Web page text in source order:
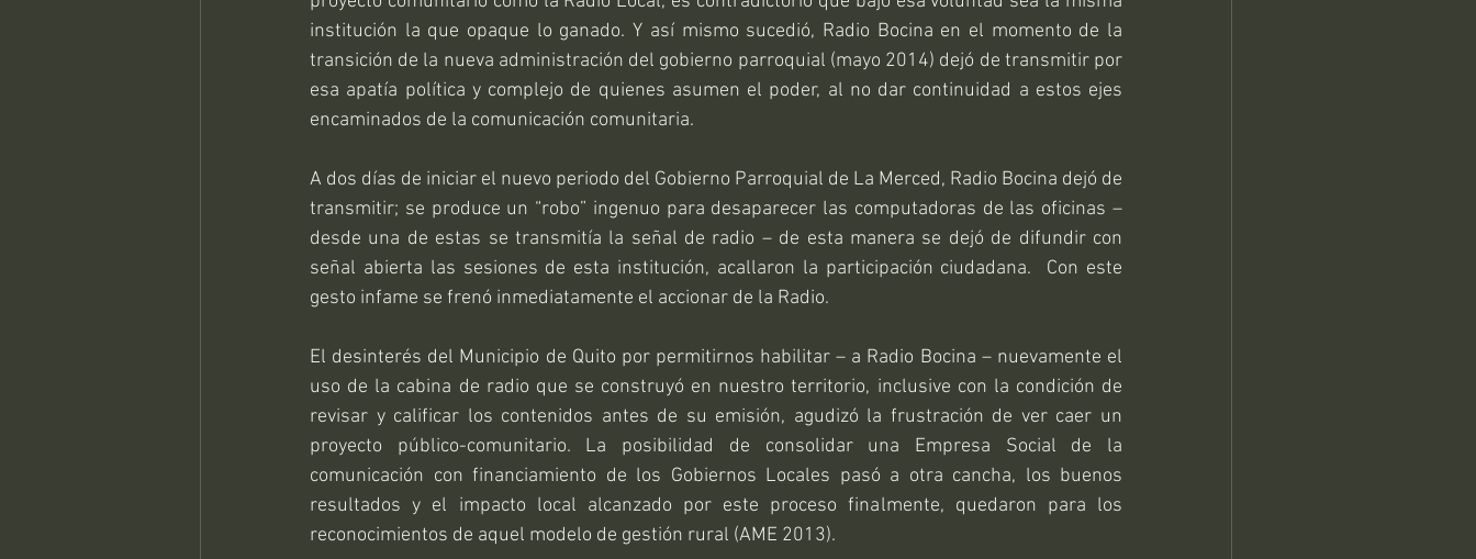
institución la que opaque lo ganado. Y así mismo sucedió, Radio Bocina en el momento de la
transición de la nueva administración del gobierno parroquial (mayo 2014) dejó de transmitir por
esa apatía política y complejo de quienes asumen el poder, al no dar continuidad a estos ejes
encaminados de la comunicación comunitaria.
A dos días de iniciar el nuevo periodo del Gobierno Parroquial de La Merced, Radio Bocina dejó de
transmitir; se produce un “robo” ingenuo para desaparecer las computadoras de las oficinas –
desde una de estas se transmitía la señal de radio – de esta manera se dejó de difundir con
señal abierta las sesiones de esta institución, acallaron la participación ciudadana.  Con este
gesto infame se frenó inmediatamente el accionar de la Radio.
El desinterés del Municipio de Quito por permitirnos habilitar – a Radio Bocina – nuevamente el
uso de la cabina de radio que se construyó en nuestro territorio, inclusive con la condición de
revisar y calificar los contenidos antes de su emisión, agudizó la frustración de ver caer un
proyecto público-comunitario. La posibilidad de consolidar una Empresa Social de la
comunicación con financiamiento de los Gobiernos Locales pasó a otra cancha, los buenos
resultados y el impacto local alcanzado por este proceso finalmente, quedaron para los
reconocimientos de aquel modelo de gestión rural (AME 2013).